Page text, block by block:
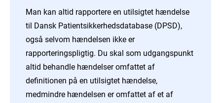
Man kan altid rapportere en utilsigtet hændelse
til Dansk Patientsikkerhedsdatabase (DPSD),
også selvom hændelsen ikke er
rapporteringspligtig. Du skal som udgangspunkt
altid behandle hændelser omfattet af
definitionen på en utilsigtet hændelse,
medmindre hændelsen er omfattet af et af